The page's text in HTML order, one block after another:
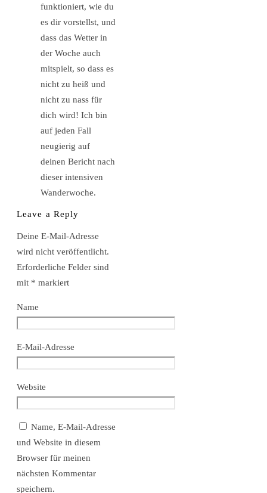
funktioniert, wie du
es dir vorstellst, und
dass das Wetter in
der Woche auch
mitspielt, so dass es
nicht zu heiß und
nicht zu nass für
dich wird! Ich bin
auf jeden Fall
neugierig auf
deinen Bericht nach
dieser intensiven
Wanderwoche.
Leave a Reply
Deine E-Mail-Adresse
wird nicht veröffentlicht.
Erforderliche Felder sind
mit * markiert
Name
E-Mail-Adresse
Website
Name, E-Mail-Adresse
und Website in diesem
Browser für meinen
nächsten Kommentar
speichern.